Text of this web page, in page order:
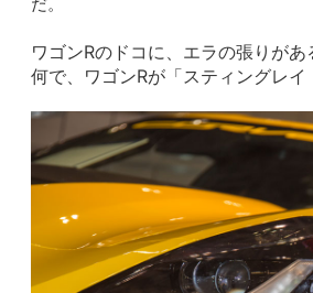
ワゴンRのドコに、エラの張りが
何で、ワゴンRが「スティングレ